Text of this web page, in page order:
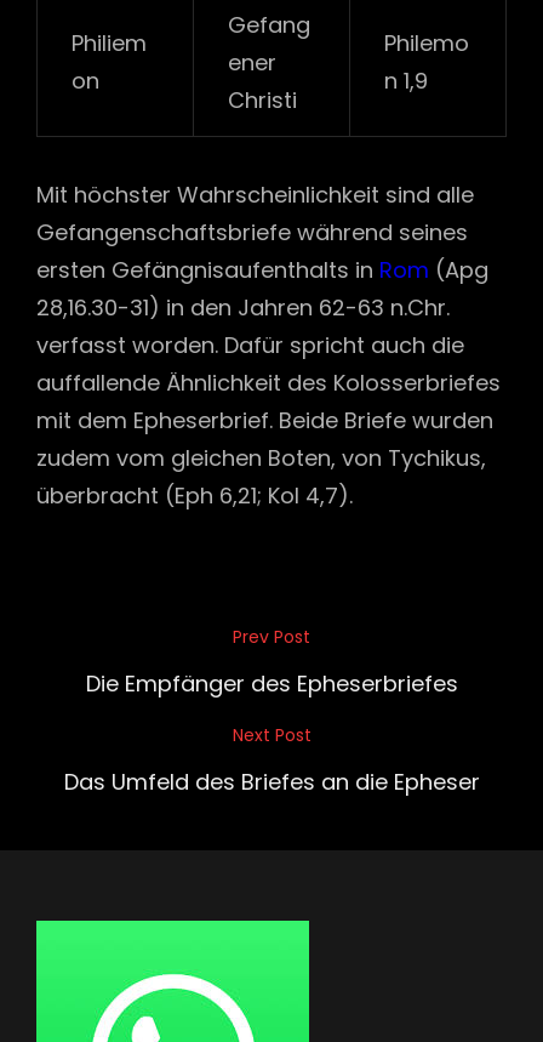
Philiem
on
Gefang
ener
Christi
Philemo
n 1,9
Mit höchster Wahrscheinlichkeit sind alle
Gefangenschaftsbriefe während seines
ersten Gefängnisaufenthalts in Rom (Apg
28,16.30-31) in den Jahren 62-63 n.Chr.
verfasst worden. Dafür spricht auch die
auffallende Ähnlichkeit des Kolosserbriefes
mit dem Epheserbrief. Beide Briefe wurden
zudem vom gleichen Boten, von Tychikus,
überbracht (Eph 6,21; Kol 4,7).
Beitragsnavigation
Prev Post
Die Empfänger des Epheserbriefes
Post
Next Post
Das Umfeld des Briefes an die Epheser